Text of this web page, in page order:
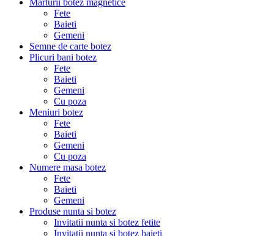
Fete
Baieti
Gemeni
Semne de carte botez
Plicuri bani botez
Fete
Baieti
Gemeni
Cu poza
Meniuri botez
Fete
Baieti
Gemeni
Cu poza
Numere masa botez
Fete
Baieti
Gemeni
Produse nunta si botez
Invitatii nunta si botez fetite
Invitatii nunta si botez baieti